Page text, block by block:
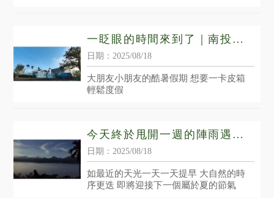
一眨眼的時間來到了｜南投懶
人露營區｜魚池鄉懶人露營區
｜魚池鄉親子露營區
日期：2025/08/18
大朋友小朋友的酷暑假期 想要一卡皮箱
輕鬆度假
今天終於甩開一週的陣雨遇見
好天氣｜南投露營區推薦｜魚
池鄉露營區推薦｜南投雲海露
營區
日期：2025/08/18
如最近的天光一天一天提早 大自然的時
序更迭 即將迎接下一個屬於夏的節氣